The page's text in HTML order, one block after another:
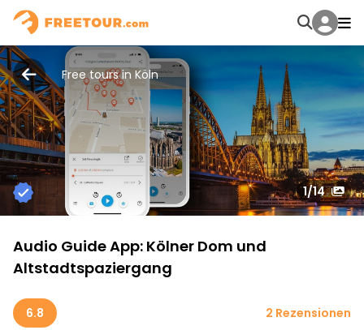
Free tours in Köln
1/14
Audio Guide App: Kölner Dom und
Altstadtspaziergang
6.8 2 Rezensionen